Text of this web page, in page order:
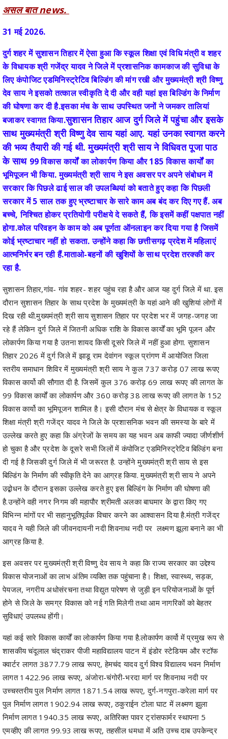
असल बात news.
31 मई 2026.
दुर्ग शहर में सुशासन तिहार में ऐसा हुआ कि स्कूल शिक्षा एवं विधि मंत्री व शहर
के विधायक श्री गजेंद्र यादव ने जिले में प्रशासनिक कामकाज की सुविधा के
लिए कंपोजिट एडमिनिस्ट्रेटिव बिल्डिंग की मांग रखी और मुख्यमंत्री श्री विष्णु
देव साय ने इसको तत्काल स्वीकृति दे दी और वही यहां इस बिल्डिंग के निर्माण
की घोषणा कर दी है.इसका मंच के साथ उपस्थित जनों ने जमकर तालियां
बजाकर स्वागत किया.सुशासन तिहार आज दुर्ग जिले में पहुंचा और इसके
साथ मुख्यमंत्री श्रीविष्णु देव साय यहां आए. यहां उनका स्वागत करने
की भव्य तैयारी की गई थी. मुख्यमंत्री श्री साय ने विधिवत पूजा पाठ
के साथ 99 विकास कार्यों का लोकार्पण किया और 185 विकास कार्यों का
भूमिपूजन भी किया. मुख्यमंत्री श्री साय ने इस अवसर पर अपने संबोधन में
सरकार कि पिछले ढाई साल की उपलब्धियां को बताते हुए कहा कि पिछली
सरकार में 5 साल तक हुए भ्रष्टाचार के सारे काम अब बंद कर दिए गए हैं. अब
बच्चे, निश्चित होकर प्रतियोगी परीक्षये दे सकते हैं, कि इसमें कहीं पक्षपात नहीं
होगा.कोल परिवहन के काम को अब पूर्णता ऑनलाइन कर दिया गया है जिसमें
कोई भ्रष्टाचार नहीं हो सकता. उन्होंने कहा कि छत्तीसगढ़ प्रदेश में महिलाएं
आत्मनिर्भर बन रही हैं.माताओ-बहनों की खुशियों के साथ प्रदेश तरक्की कर
रहा है.
सुशासन तिहार,गांव- गांव शहर- शहर पहुंच रहा है और आज यह दुर्ग जिले में था. इस
दौरान सुशासन तिहार के साथ प्रदेश के मुख्यमंत्री के यहां आने की खुशियां लोगों में
दिख रही थी.मुख्यमंत्री श्री साय सुशासन तिहार पर प्रदेश भर में जगह-जगह जा
रहे हैं लेकिन दुर्ग जिले में जितनी अधिक राशि के विकास कार्यों का भूमि पूजन और
लोकार्पण किया गया है उतना शायद किसी दूसरे जिले में नहीं हुआ होगा. सुशासन
तिहार 2026 में दुर्ग जिले में झाडू राम देवांगन स्कूल प्रांगण में आयोजित जिला
स्तरीय समाधान शिविर में मुख्यमंत्री श्री साय ने कुल 737 करोड़ 07 लाख रूपए
विकास कार्यो की सौगात दी है. जिसमें कुल 376 करोड़ 69 लाख रूपए की लागत के
99 विकास कार्यों का लोकार्पण और 360 करोड़ 38 लाख रूपए की लागत के 152
विकास कार्यो का भूमिपूजन शामिल है। इसी दौरान मंच से क्षेत्र के विधायक व स्कूल
शिक्षा मंत्री श्री गजेंद्र यादव ने जिले के प्रशासनिक भवन की समस्या के बारे में
उल्लेख करते हुए कहा कि अंग्रेजों के समय का यह भवन अब काफी ज्यादा जीर्णशीर्ण
हो चुका है और प्रदेश के दूसरे सभी जिलों में कंपोजिट एडमिनिस्ट्रेटिव बिल्डिंग बना
दी गई है जिसकी दुर्ग जिले में भी जरूरत है. उन्होंने मुख्यमंत्री श्री साय से इस
बिल्डिंग के निर्माण की स्वीकृति देने का आग्रह किया. मुख्यमंत्री श्री साय ने अपने
उद्बोधन के दौरान इसका उल्लेख करते हुए इस बिल्डिंग के निर्माण की घोषणा की
है.उन्होंने वही नगर निगम की महापौर श्रीमती अलका बाघमार के द्वारा किए गए
विभिन्न मांगों पर भी सहानुभूतिपूर्वक विचार करने का आश्वासन दिया है.मंत्री गजेंद्र
यादव ने यही जिले की जीवनदायनी नदी शिवनाथ नदी पर लक्ष्मण झूला बनाने का भी
आग्रह किया है.
इस अवसर पर मुख्यमंत्री श्री विष्णु देव साय ने कहा कि राज्य सरकार का उद्देश्य
विकास योजनाओं का लाभ अंतिम व्यक्ति तक पहुंचाना है। शिक्षा, स्वास्थ्य, सड़क,
पेयजल, नगरीय अधोसंरचना तथा विद्युत पारेषण से जुड़ी इन परियोजनाओं के पूर्ण
होने से जिले के समग्र विकास को नई गति मिलेगी तथा आम नागरिकों को बेहतर
सुविधाएं उपलब्ध होंगी।
यहां कई सारे विकास कार्यों का लोकार्पण किया गया है.लोकार्पण कार्यो में प्रमुख रूप से
शासकीय चंदूलाल चंद्राकर पीजी महाविद्यालय पाटन में इंडोर स्टेडियम और स्टॉफ
क्वार्टर लागत 3877.79 लाख रूपए, हेमचंद यादव दुर्ग विश्व विद्यालय भवन निर्माण
लागत 1422.96 लाख रूपए, अंजोरा-चंगोरी-भरदा मार्ग पर शिवनाथ नदी पर
उच्चस्तरीय पुल निर्माण लागत 1871.54 लाख रूपए, दुर्ग-नगपुरा-करेला मार्ग पर
पुल निर्माण लागत 1902.94 लाख रूपए, ठकुराईन टोला घाट में लक्ष्मण झुला
निर्माण लागत 1940.35 लाख रूपए, अतिरिक्त पावर ट्रांसफार्मर स्थापना 5
एमव्हीए की लागत 99.93 लाख रूपए, तहसील धमधा में अति उच्च दाब उपकेन्द्र